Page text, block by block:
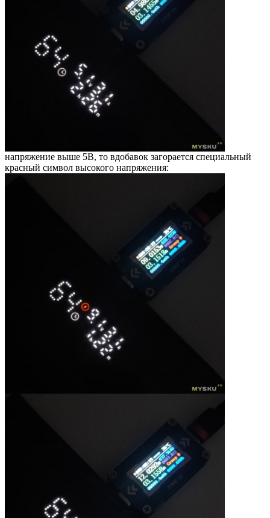
напряжение выше 5В, то вдобавок загорается специальный
красный символ высокого напряжения: